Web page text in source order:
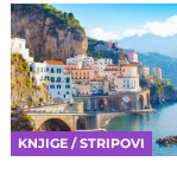
KNJIGE / STRIPOVI